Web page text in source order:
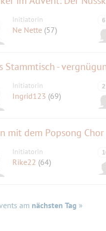
Initiatorin
Ne Nette (57)
Stammtisch -
Initiatorin
Ingrid123 (69)
mit dem Popsong Chor
Initiatorin
Rike22 (64)
am nächsten Tag »